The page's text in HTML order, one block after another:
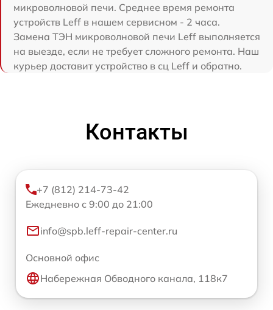
микроволновой печи. Среднее время ремонта
устройств Leff в нашем сервисном - 2 часа.
Замена ТЭН микроволновой печи Leff выполняется
на выезде, если не требует сложного ремонта. Наш
курьер доставит устройство в сц Leff и обратно.
Контакты
+7 (812) 214-73-42
Ежедневно с 9:00 до 21:00
info@spb.leff-repair-center.ru
Основной офис
Набережная Обводного канала, 118к7